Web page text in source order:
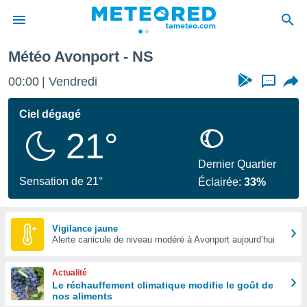
de
Météo Avonport - NS
00:00 Vendredi ...
Ciel dégagé
21°
Sensation de 21°
Dernier Quartier
Éclairée:33%
Vigilance jaune
Alerte canicule de niveau modéré à Avonport aujourd’hui
Actualité
Le réchauffement climatique modifie le goût de
nos aliments